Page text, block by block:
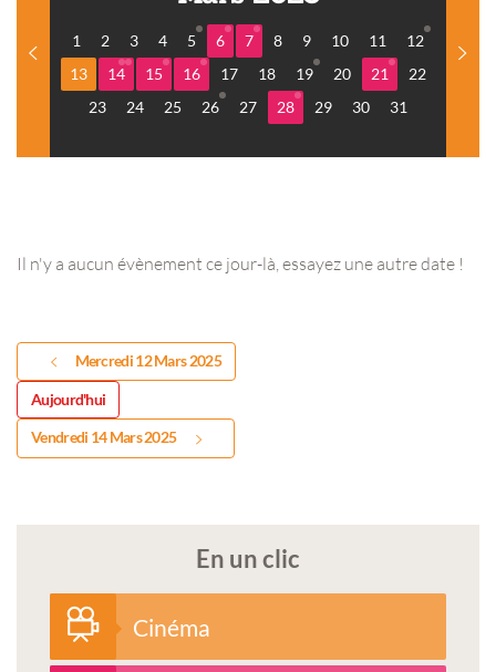
1 2 3 4 5 6 7 8 9 10 11
12
13
14 15 16 17 18 19 20 21
22
23
24 25 26 27 28 29 30 31
Il n'y a aucun évènement ce jour-là, essayez une autre date !
Mercredi 12 Mars 2025
Aujourd'hui
Vendredi 14 Mars 2025
En un clic
Cinéma